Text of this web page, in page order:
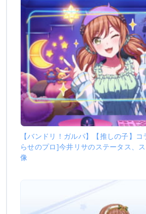
【バンドリ！ガルパ】【推しの子】
らせのプロ]今井リサのステータス、
像